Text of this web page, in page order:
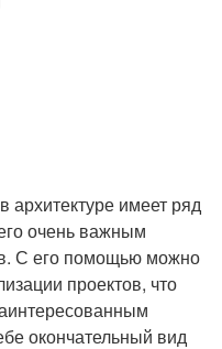
имеет ряд
очень важным
С его помощью можно
проектов, что
окончательный вид